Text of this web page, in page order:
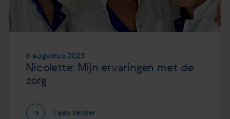
6 augustus 2025
Nicolette: Mijn ervaringen met de
zorg
Lees verder